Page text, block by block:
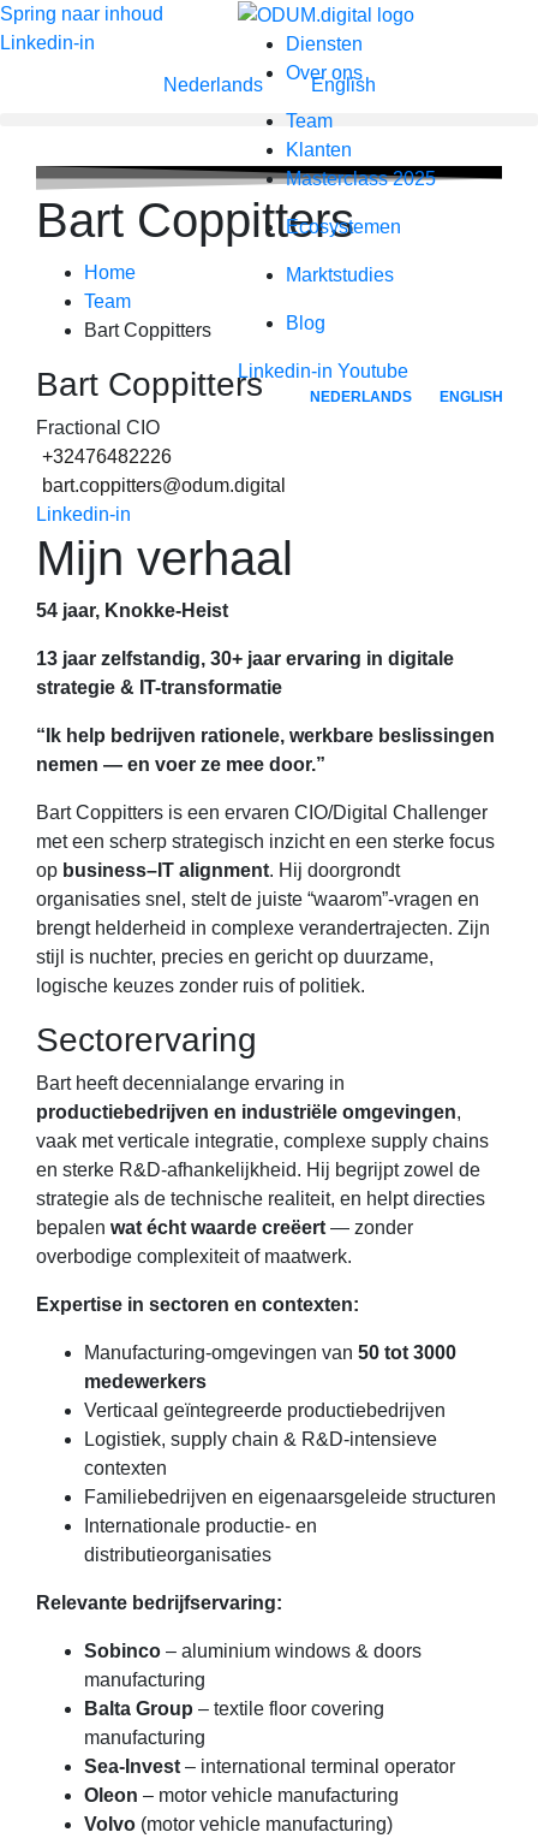
Spring naar inhoud
Diensten
Over ons
Team
Klanten
Masterclass 2025
Ecosystemen
Marktstudies
Blog
Linkedin-in Youtube
NEDERLANDS ENGLISH
Linkedin-in
Nederlands English
Bart Coppitters
Home
Team
Bart Coppitters
Bart Coppitters
Fractional CIO
+32476482226
bart.coppitters@odum.digital
Linkedin-in
Mijn verhaal
54 jaar, Knokke-Heist
13 jaar zelfstandig, 30+ jaar ervaring in digitale
strategie & IT-transformatie
“Ik help bedrijven rationele, werkbare beslissingen
nemen — en voer ze mee door.”
Bart Coppitters is een ervaren CIO/Digital Challenger
met een scherp strategisch inzicht en een sterke focus
op business–IT alignment. Hij doorgrondt
organisaties snel, stelt de juiste “waarom”-vragen en
brengt helderheid in complexe verandertrajecten. Zijn
stijl is nuchter, precies en gericht op duurzame,
logische keuzes zonder ruis of politiek.
Sectorervaring
Bart heeft decennialange ervaring in
productiebedrijven en industriële omgevingen,
vaak met verticale integratie, complexe supply chains
en sterke R&D-afhankelijkheid. Hij begrijpt zowel de
strategie als de technische realiteit, en helpt directies
bepalen wat écht waarde creëert — zonder
overbodige complexiteit of maatwerk.
Expertise in sectoren en contexten:
Manufacturing-omgevingen van 50 tot 3000
medewerkers
Verticaal geïntegreerde productiebedrijven
Logistiek, supply chain & R&D-intensieve
contexten
Familiebedrijven en eigenaarsgeleide structuren
Internationale productie- en
distributieorganisaties
Relevante bedrijfservaring:
Sobinco – aluminium windows & doors
manufacturing
Balta Group – textile floor covering
manufacturing
Sea-Invest – international terminal operator
Oleon – motor vehicle manufacturing
Volvo (motor vehicle manufacturing)